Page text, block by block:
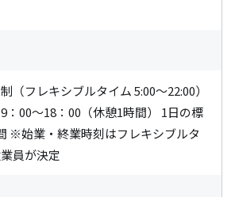
（フレキシブルタイム 5:00〜22:00）
：00〜18：00（休憩1時間） 1日の標
※始業・終業時刻はフレキシブルタ
員が決定